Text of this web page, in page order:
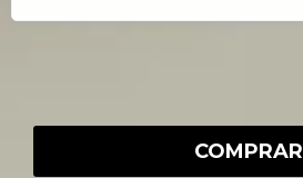
COMPRAR